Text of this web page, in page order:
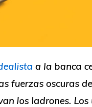
a la banca
fuerzas oscuras
los ladrones. Los